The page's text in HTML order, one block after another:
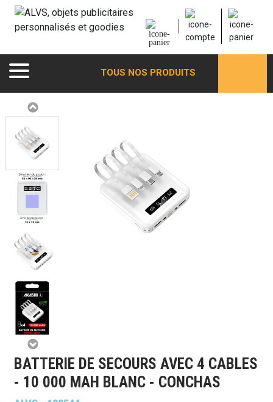
TOUS NOS PRODUITS
BATTERIE DE SECOURS AVEC 4 CABLES
- 10 000 MAH BLANC - CONCHAS